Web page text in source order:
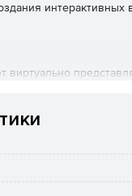
интерактивных
виртуально
реальности люди